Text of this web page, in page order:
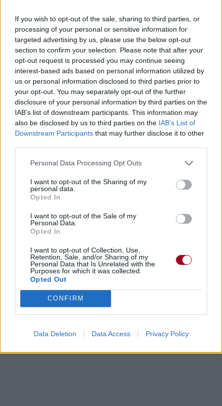
If you wish to opt-out of the sale, sharing to third parties, or
processing of your personal or sensitive information for
targeted advertising by us, please use the below opt-out
section to confirm your selection. Please note that after your
opt-out request is processed you may continue seeing
interest-based ads based on personal information utilized by
us or personal information disclosed to third parties prior to
your opt-out. You may separately opt-out of the further
disclosure of your personal information by third parties on the
IAB’s list of downstream participants. This information may
also be disclosed by us to third parties on the IAB’s List of
Downstream Participants that may further disclose it to other
Personal Data Processing Opt Outs
I want to opt-out of the Sharing of my
personal data.
Opted In
I want to opt-out of the Sale of my
Personal Data.
Opted In
I want to opt-out of Collection, Use,
Retention, Sale, and/or Sharing of my
Personal Data that Is Unrelated with the
Purposes for which it was collected.
Opted Out
CONFIRM
Data Deletion Data Access Privacy Policy